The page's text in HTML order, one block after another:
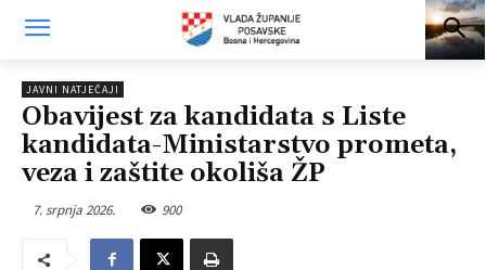
JAVNI NATJEČAJI
Obavijest za kandidata s Liste
kandidata-Ministarstvo prometa,
veza i zaštite okoliša ŽP
7. srpnja 2026. 900